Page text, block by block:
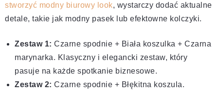
stworzyć modny biurowy look, wystarczy dodać aktualne
detale, takie jak modny pasek lub efektowne kolczyki.
Zestaw 1: Czarne spodnie + Biała koszulka + Czarna
marynarka. Klasyczny i elegancki zestaw, który
pasuje na każde spotkanie biznesowe.
Zestaw 2: Czarne spodnie + Błękitna koszula.